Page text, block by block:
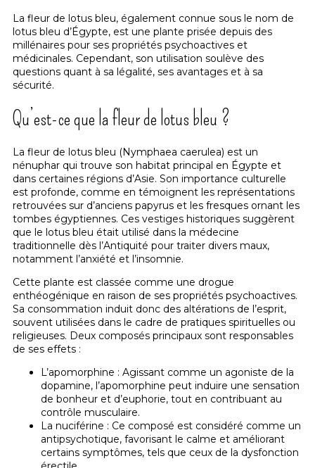
La fleur de lotus bleu, également connue sous le nom de
lotus bleu d’Égypte, est une plante prisée depuis des
millénaires pour ses propriétés psychoactives et
médicinales. Cependant, son utilisation soulève des
questions quant à sa légalité, ses avantages et à sa
sécurité.
Qu’est-ce que la fleur de lotus bleu ?
La fleur de lotus bleu (Nymphaea caerulea) est un
nénuphar qui trouve son habitat principal en Égypte et
dans certaines régions d’Asie. Son importance culturelle
est profonde, comme en témoignent les représentations
retrouvées sur d’anciens papyrus et les fresques ornant les
tombes égyptiennes. Ces vestiges historiques suggèrent
que le lotus bleu était utilisé dans la médecine
traditionnelle dès l’Antiquité pour traiter divers maux,
notamment l’anxiété et l’insomnie.
Cette plante est classée comme une drogue
enthéogénique en raison de ses propriétés psychoactives.
Sa consommation induit donc des altérations de l’esprit,
souvent utilisées dans le cadre de pratiques spirituelles ou
religieuses. Deux composés principaux sont responsables
de ses effets :
L’apomorphine : Agissant comme un agoniste de la
dopamine, l’apomorphine peut induire une sensation
de bonheur et d’euphorie, tout en contribuant au
contrôle musculaire.
La nuciférine : Ce composé est considéré comme un
antipsychotique, favorisant le calme et améliorant
certains symptômes, tels que ceux de la dysfonction